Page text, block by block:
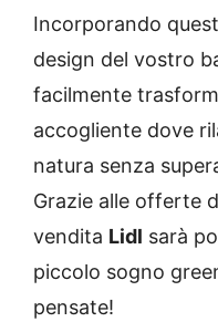
Incorporando
design del vostro
facilmente
accogliente dove
natura senza
Grazie alle offerte
vendita Lidl sarà
piccolo sogno
pensate!